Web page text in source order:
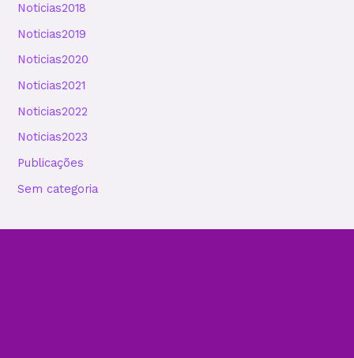
Noticias2018
Noticias2019
Noticias2020
Noticias2021
Noticias2022
Noticias2023
Publicações
Sem categoria